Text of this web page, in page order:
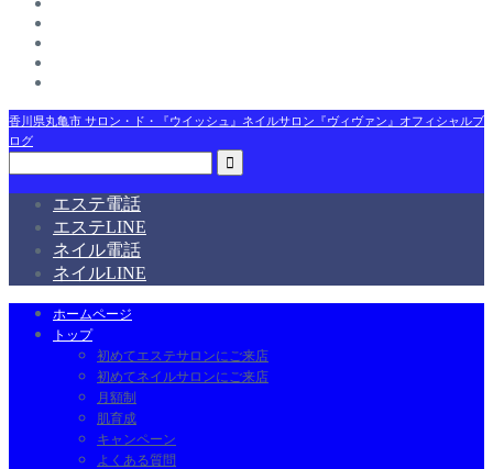
香川県丸亀市 サロン・ド・『ウイッシュ』ネイルサロン『ヴィヴァン』オフィシャルブ
ログ
エステ電話
エステLINE
ネイル電話
ネイルLINE
ホームページ
トップ
初めてエステサロンにご来店
初めてネイルサロンにご来店
月額制
肌育成
キャンペーン
よくある質問